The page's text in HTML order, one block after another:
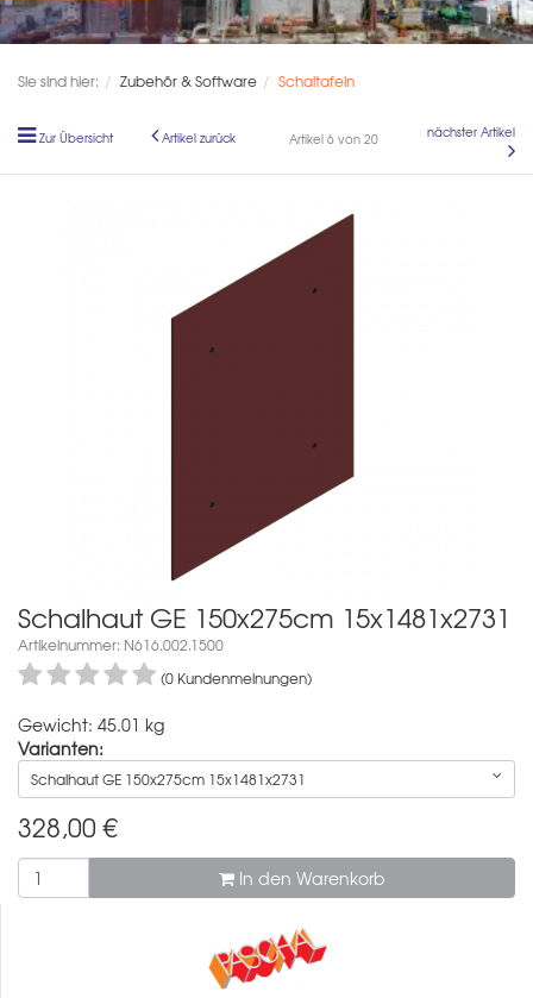
Sie sind hier: Zubehör & Software Schaltafeln
Zur Übersicht Artikel zurück Artikel 6 von 20 nächster Artikel
Schalhaut GE 150x275cm 15x1481x2731
Artikelnummer: N616.002.1500
(0 Kundenmeinungen)
Gewicht: 45.01 kg
Varianten:
Schalhaut GE 150x275cm 15x1481x2731
328,00 €
In den Warenkorb